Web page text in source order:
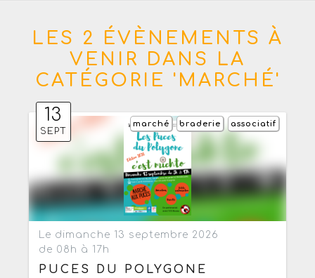
LES 2 ÉVÈNEMENTS À
VENIR DANS LA
CATÉGORIE 'MARCHÉ'
13
SEPT
associatif
braderie
marché
Le dimanche 13 septembre 2026
de 08h à 17h
PUCES DU POLYGONE